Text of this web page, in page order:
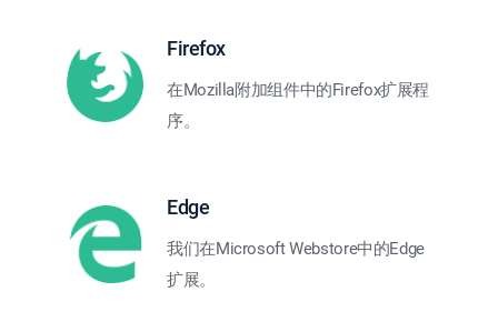
Firefox
在Mozilla附加组件中的Firefox扩展程
序。
Edge
我们在Microsoft Webstore中的Edge
扩展。